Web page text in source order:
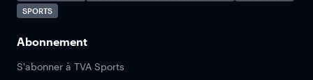
SPORTS
Abonnement
S'abonner à TVA Sports